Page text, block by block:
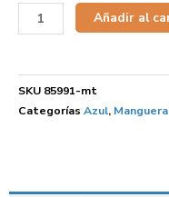
Añadir al
SKU 85991-mt
Categorías Azul,